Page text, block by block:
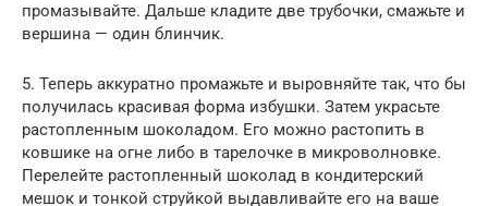
промазывайте. Дальше кладите две трубочки, смажьте и
вершина — один блинчик.
5. Теперь аккуратно промажьте и выровняйте так, что бы
получилась красивая форма избушки. Затем украсьте
растопленным шоколадом. Его можно растопить в
ковшике на огне либо в тарелочке в микроволновке.
Перелейте растопленный шоколад в кондитерский
мешок и тонкой струйкой выдавливайте его на ваше